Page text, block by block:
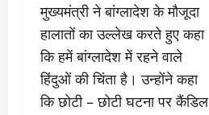
मुख्यमंत्री ने बांग्लादेश के मौजूदा
हालातों का उल्लेख करते हुए कहा
कि हमें बांग्लादेश में रहने वाले
हिंदुओं की चिंता है। उन्होंने कहा
कि छोटी – छोटी घटना पर कैंडिल